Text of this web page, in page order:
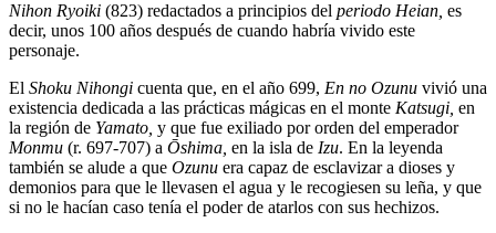
Nihon Ryoiki (823) redactados a principios del periodo Heian, es
decir, unos 100 años después de cuando habría vivido este
personaje.
El Shoku Nihongi cuenta que, en el año 699, En no Ozunu vivió una
existencia dedicada a las prácticas mágicas en el monte Katsugi, en
la región de Yamato, y que fue exiliado por orden del emperador
Monmu (r. 697-707) a Ōshima, en la isla de Izu. En la leyenda
también se alude a que Ozunu era capaz de esclavizar a dioses y
demonios para que le llevasen el agua y le recogiesen su leña, y que
si no le hacían caso tenía el poder de atarlos con sus hechizos.